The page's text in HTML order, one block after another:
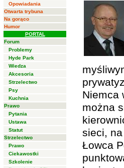
Opowiadania
Otwarta trybuna
Na gorąco
Humor
PORTAL
Forum
Problemy
Hyde Park
Wiedza
Akcesoria
Strzelectwo
Psy
Kuchnia
Prawo
Pytania
Ustawa
Statut
Strzelectwo
Prawo
Ciekawostki
Szkolenie
Niemca
można
sieci,
Łowca